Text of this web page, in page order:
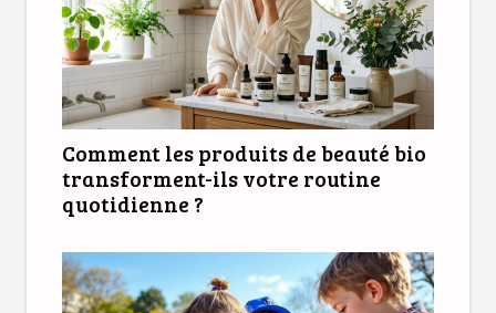
Comment les produits de beauté bio
transforment-ils votre routine
quotidienne ?